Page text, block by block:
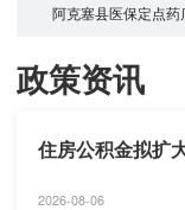
阿克塞县医保定点药
政策资讯
住房公积金拟扩
2026-08-06